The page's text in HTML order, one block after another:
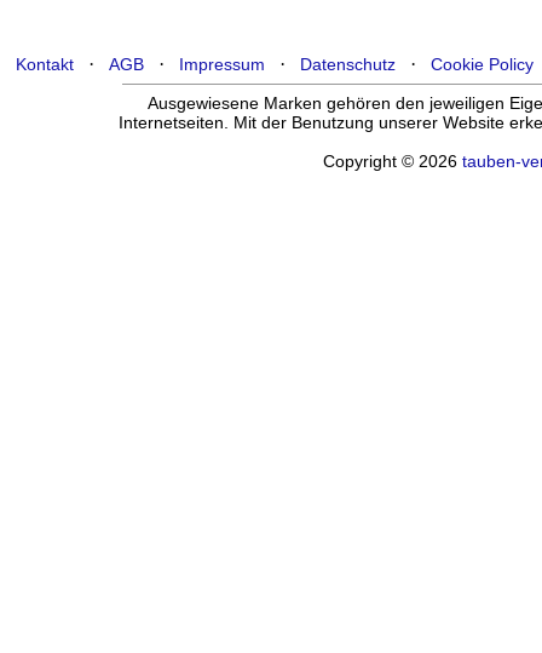
Kontakt· AGB· Impressum · Datenschutz· Cookie Policy
Ausgewiesene Marken gehören den jeweiligen
Internetseiten. Mit der Benutzung unserer Website
Copyright © 2026 tauben-